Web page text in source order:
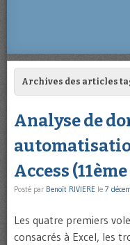
Archives des articles
Analyse de
Access
Posté par Benoît RIVIERE le 7
Les quatre premiers
consacrés à Excel, les